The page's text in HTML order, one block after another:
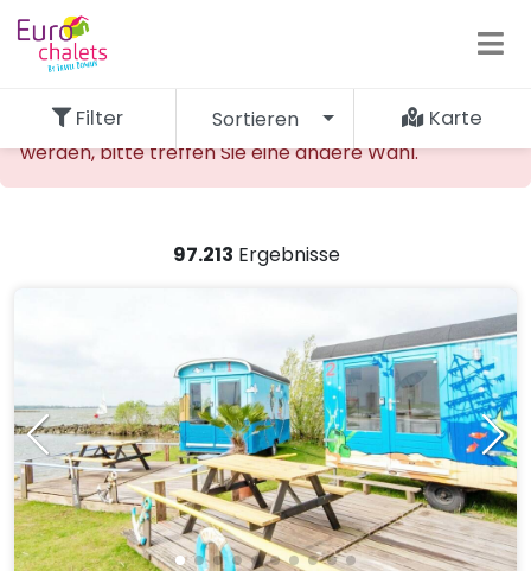
Die gewünschte Unterkunft kann nicht gefunden
werden, bitte treffen Sie eine andere Wahl.
97.213 Ergebnisse
Filter Sortieren Karte